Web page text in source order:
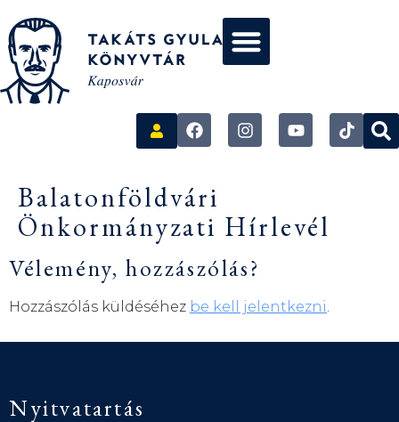
Balatonföldvári
Önkormányzati Hírlevél
Vélemény, hozzászólás?
Hozzászólás küldéséhez be kell jelentkezni.
Nyitvatartás